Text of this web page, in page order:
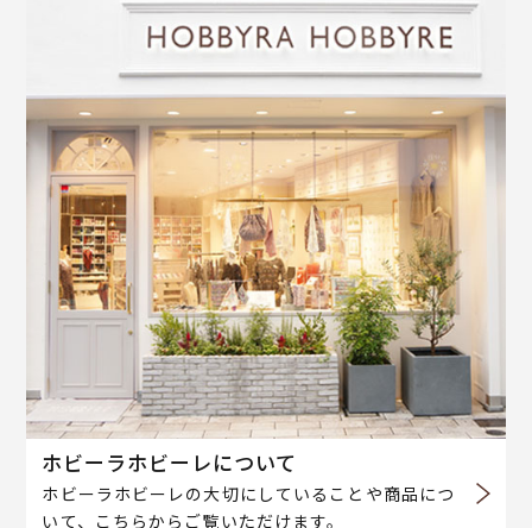
ホビーラホビーレについて
ホビーラホビーレの大切にしていることや商品につ
いて、こちらからご覧いただけます。